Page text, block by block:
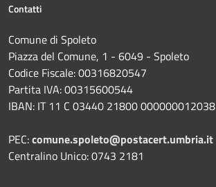
Contatti
Comune di Spoleto
Piazza del Comune, 1 - 6049 - Spoleto
Codice Fiscale: 00316820547
Partita IVA: 00315600544
IBAN: IT 11 C 03440 21800 000000012038
PEC:comune.spoleto@postacert.umbria.it
Centralino Unico: 0743 2181